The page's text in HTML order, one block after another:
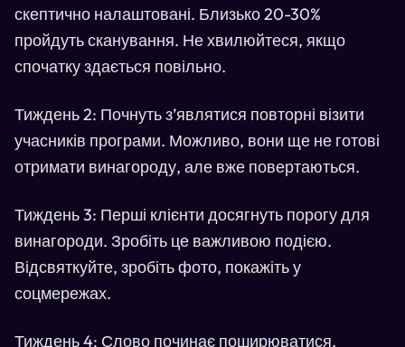
скептично налаштовані. Близько 20-30%
пройдуть сканування. Не хвилюйтеся, якщо
спочатку здається повільно.
Тиждень 2: Почнуть з’являтися повторні візити
учасників програми. Можливо, вони ще не готові
отримати винагороду, але вже повертаються.
Тиждень 3: Перші клієнти досягнуть порогу для
винагороди. Зробіть це важливою подією.
Відсвяткуйте, зробіть фото, покажіть у
соцмережах.
Тиждень 4: Слово починає поширюватися.